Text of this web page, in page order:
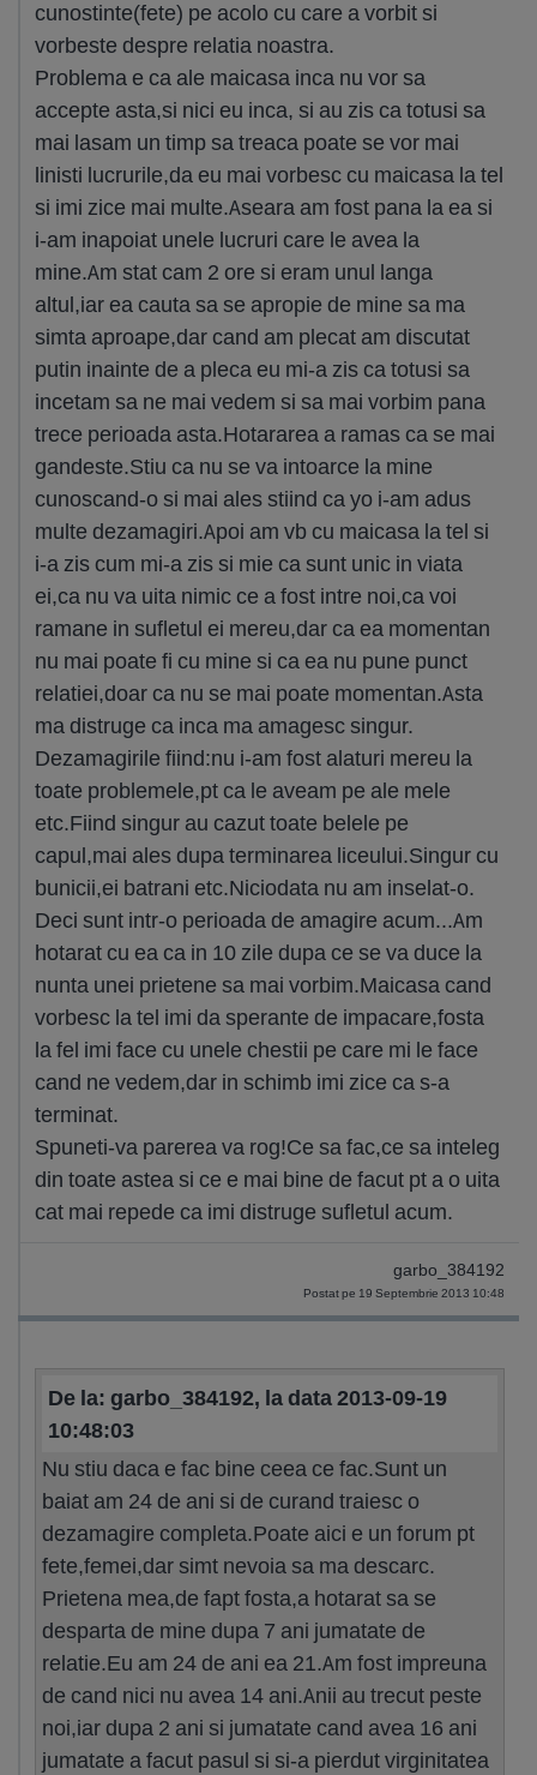
cunostinte(fete) pe acolo cu care a vorbit si
vorbeste despre relatia noastra.
Problema e ca ale maicasa inca nu vor sa
accepte asta,si nici eu inca, si au zis ca totusi sa
mai lasam un timp sa treaca poate se vor mai
linisti lucrurile,da eu mai vorbesc cu maicasa la tel
si imi zice mai multe.Aseara am fost pana la ea si
i-am inapoiat unele lucruri care le avea la
mine.Am stat cam 2 ore si eram unul langa
altul,iar ea cauta sa se apropie de mine sa ma
simta aproape,dar cand am plecat am discutat
putin inainte de a pleca eu mi-a zis ca totusi sa
incetam sa ne mai vedem si sa mai vorbim pana
trece perioada asta.Hotararea a ramas ca se mai
gandeste.Stiu ca nu se va intoarce la mine
cunoscand-o si mai ales stiind ca yo i-am adus
multe dezamagiri.Apoi am vb cu maicasa la tel si
i-a zis cum mi-a zis si mie ca sunt unic in viata
ei,ca nu va uita nimic ce a fost intre noi,ca voi
ramane in sufletul ei mereu,dar ca ea momentan
nu mai poate fi cu mine si ca ea nu pune punct
relatiei,doar ca nu se mai poate momentan.Asta
ma distruge ca inca ma amagesc singur.
Dezamagirile fiind:nu i-am fost alaturi mereu la
toate problemele,pt ca le aveam pe ale mele
etc.Fiind singur au cazut toate belele pe
capul,mai ales dupa terminarea liceului.Singur cu
bunicii,ei batrani etc.Niciodata nu am inselat-o.
Deci sunt intr-o perioada de amagire acum...Am
hotarat cu ea ca in 10 zile dupa ce se va duce la
nunta unei prietene sa mai vorbim.Maicasa cand
vorbesc la tel imi da sperante de impacare,fosta
la fel imi face cu unele chestii pe care mi le face
cand ne vedem,dar in schimb imi zice ca s-a
terminat.
Spuneti-va parerea va rog!Ce sa fac,ce sa inteleg
din toate astea si ce e mai bine de facut pt a o uita
cat mai repede ca imi distruge sufletul acum.
garbo_384192
Postat pe 19 Septembrie 2013 10:48
De la: garbo_384192, la data 2013-09-19
10:48:03
Nu stiu daca e fac bine ceea ce fac.Sunt un
baiat am 24 de ani si de curand traiesc o
dezamagire completa.Poate aici e un forum pt
fete,femei,dar simt nevoia sa ma descarc.
Prietena mea,de fapt fosta,a hotarat sa se
desparta de mine dupa 7 ani jumatate de
relatie.Eu am 24 de ani ea 21.Am fost impreuna
de cand nici nu avea 14 ani.Anii au trecut peste
noi,iar dupa 2 ani si jumatate cand avea 16 ani
jumatate a facut pasul si si-a pierdut virginitatea